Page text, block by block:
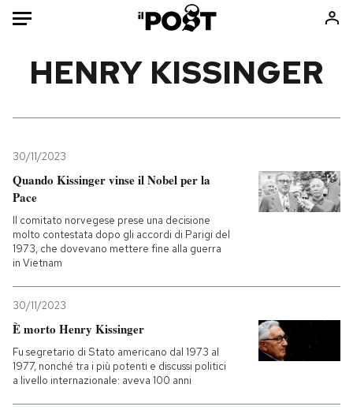
Mondo
Politica
Internet
Scienza
Cultura
Economia
Consumismi
Ok Boomer!
Media
Altrecose
PODCAST
HENRY KISSINGER
30/11/2023
Quando Kissinger vinse il Nobel per la
Pace
Il comitato norvegese prese una decisione
molto contestata dopo gli accordi di Parigi del
1973, che dovevano mettere fine alla guerra
in Vietnam
30/11/2023
È morto Henry Kissinger
Fu segretario di Stato americano dal 1973 al
1977, nonché tra i più potenti e discussi politici
a livello internazionale: aveva 100 anni